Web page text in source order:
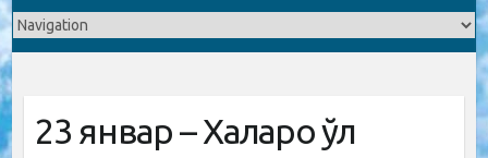
23 январ – Халқаро қўл